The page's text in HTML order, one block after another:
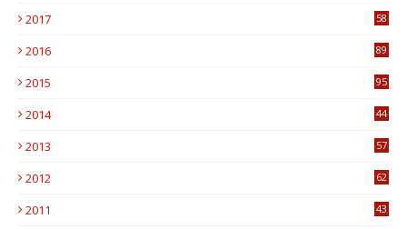
2017
58
2016
89
2015
95
2014
44
2013
57
2012
62
2011
43